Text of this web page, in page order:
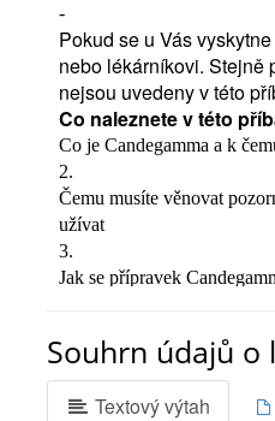
-
Pokud se u Vás
nebo lékárníkovi. Stejně
nejsou uvedeny v této
Co naleznete v této
Co je Candegamma a k
2.
Čemu musíte věnovat
užívat
3.
Jak se přípravek
5.
Jak přípravek Candegamma
6.
Souhrn údajů o
Textový výtah